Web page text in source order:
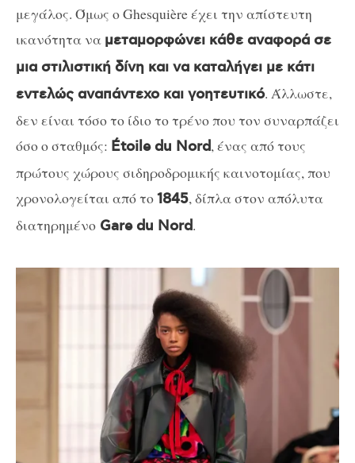
μεγάλος. Όμως ο Ghesquière έχει την απίστευτη
ικανότητα να μεταμορφώνει κάθε αναφορά σε
μια στιλιστική δίνη και να καταλήγει με κάτι
εντελώς αναπάντεχο και γοητευτικό. Άλλωστε,
δεν είναι τόσο το ίδιο το τρένο που τον συναρπάζει
όσο ο σταθμός: Étoile du Nord, ένας από τους
πρώτους χώρους σιδηροδρομικής καινοτομίας, που
χρονολογείται από το1845, δίπλα στον απόλυτα
διατηρημένο Gare du Nord.